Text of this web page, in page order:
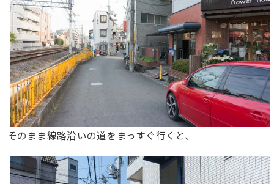
そのまま線路沿いの道をまっすぐ行くと、